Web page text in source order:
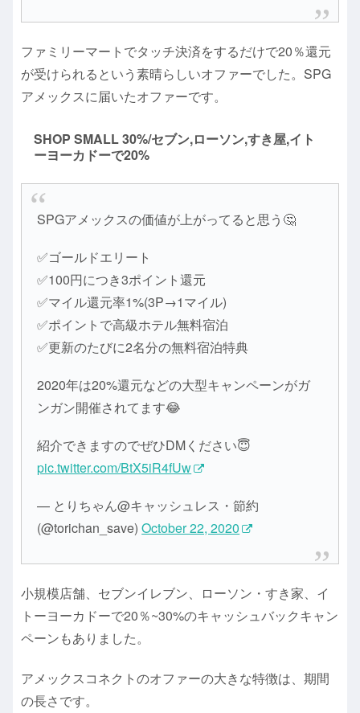
ファミリーマートでタッチ決済をするだけで20％還元
が受けられるという素晴らしいオファーでした。SPG
アメックスに届いたオファーです。
SHOP SMALL 30%/セブン,ローソン,すき屋,イト
ーヨーカドーで20%
SPGアメックスの価値が上がってると思う🤔
✅ゴールドエリート
✅100円につき3ポイント還元
✅マイル還元率1%(3P→1マイル)
✅ポイントで高級ホテル無料宿泊
✅更新のたびに2名分の無料宿泊特典
2020年は20%還元などの大型キャンペーンがガ
ンガン開催されてます😂
紹介できますのでぜひDMください😇
pic.twitter.com/BtX5iR4fUw
— とりちゃん@キャッシュレス・節約
(@torichan_save)October 22, 2020
小規模店舗、セブンイレブン、ローソン・すき家、イ
トーヨーカドーで20％~30%のキャッシュバックキャン
ペーンもありました。
アメックスコネクトのオファーの大きな特徴は、期間
の長さです。